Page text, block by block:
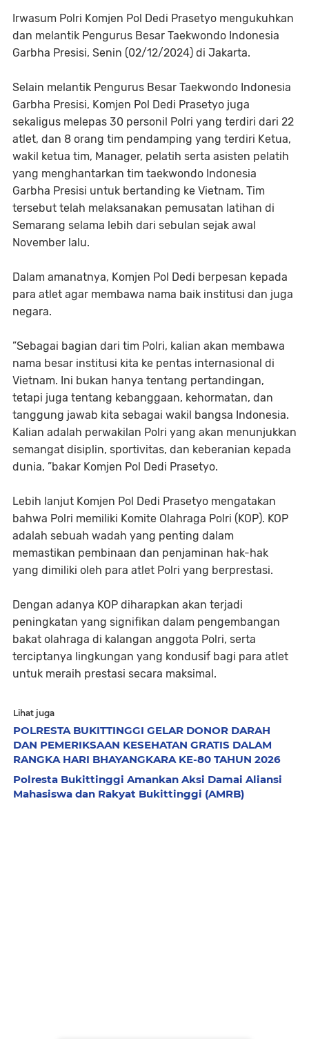
Irwasum Polri Komjen Pol Dedi Prasetyo mengukuhkan
dan melantik Pengurus Besar Taekwondo Indonesia
Garbha Presisi, Senin (02/12/2024) di Jakarta.
Selain melantik Pengurus Besar Taekwondo Indonesia
Garbha Presisi, Komjen Pol Dedi Prasetyo juga
sekaligus melepas 30 personil Polri yang terdiri dari 22
atlet, dan 8 orang tim pendamping yang terdiri Ketua,
wakil ketua tim, Manager, pelatih serta asisten pelatih
yang menghantarkan tim taekwondo Indonesia
Garbha Presisi untuk bertanding ke Vietnam. Tim
tersebut telah melaksanakan pemusatan latihan di
Semarang selama lebih dari sebulan sejak awal
November lalu.
Dalam amanatnya, Komjen Pol Dedi berpesan kepada
para atlet agar membawa nama baik institusi dan juga
negara.
”Sebagai bagian dari tim Polri, kalian akan membawa
nama besar institusi kita ke pentas internasional di
Vietnam. Ini bukan hanya tentang pertandingan,
tetapi juga tentang kebanggaan, kehormatan, dan
tanggung jawab kita sebagai wakil bangsa Indonesia.
Kalian adalah perwakilan Polri yang akan menunjukkan
semangat disiplin, sportivitas, dan keberanian kepada
dunia, ”bakar Komjen Pol Dedi Prasetyo.
Lebih lanjut Komjen Pol Dedi Prasetyo mengatakan
bahwa Polri memiliki Komite Olahraga Polri (KOP). KOP
adalah sebuah wadah yang penting dalam
memastikan pembinaan dan penjaminan hak-hak
yang dimiliki oleh para atlet Polri yang berprestasi.
Dengan adanya KOP diharapkan akan terjadi
peningkatan yang signifikan dalam pengembangan
bakat olahraga di kalangan anggota Polri, serta
terciptanya lingkungan yang kondusif bagi para atlet
untuk meraih prestasi secara maksimal.
Lihat juga
POLRESTA BUKITTINGGI GELAR DONOR DARAH
DAN PEMERIKSAAN KESEHATAN GRATIS DALAM
RANGKA HARI BHAYANGKARA KE-80 TAHUN 2026
Polresta Bukittinggi Amankan Aksi Damai Aliansi
Mahasiswa dan Rakyat Bukittinggi (AMRB)